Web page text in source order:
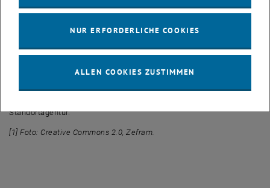
Gefrierpunkt eingesetzt werden kann. „Für die Tourismusindustrie,
die sich auch schon im Herbst beschneite Pisten wünscht, ist das
Technik möglich sein, nicht bloß winzige Eispartikel herzustellen,
sondern größere, luftigere Flocken wachsen zu lassen, die eine
Standortagentur.
[1] Foto: Creative Commons 2.0, Zefram.
NUR ERFORDERLICHE COOKIES
ALLEN COOKIES ZUSTIMMEN